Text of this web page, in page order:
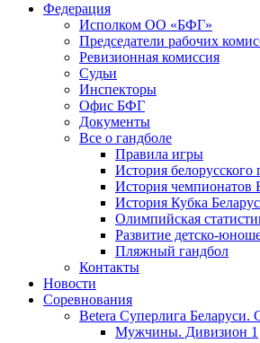
Федерация
Исполком ОО «БФГ»
Председатели рабочих
Ревизионная комиссия
Судьи
Инспекторы
Офис БФГ
Документы
Все о гандболе
Правила игры
История белорусского
История чемпионатов
История Кубка
Олимпийская
Развитие детско-
Пляжный гандбол
Контакты
Новости
Соревнования
Betera Суперлига Беларуси.
Мужчины. Дивизион 1